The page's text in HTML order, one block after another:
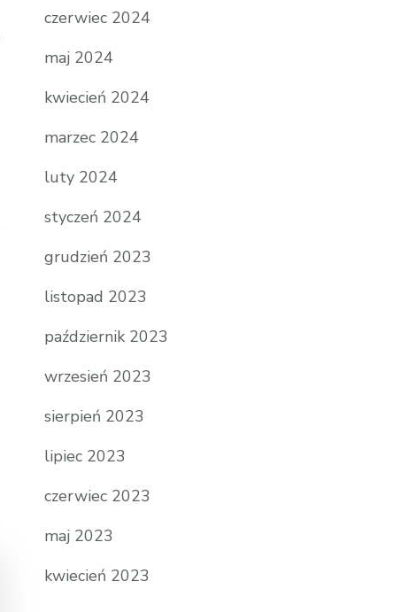
czerwiec 2024
maj 2024
kwiecień 2024
marzec 2024
luty 2024
styczeń 2024
grudzień 2023
listopad 2023
październik 2023
wrzesień 2023
sierpień 2023
lipiec 2023
czerwiec 2023
maj 2023
kwiecień 2023